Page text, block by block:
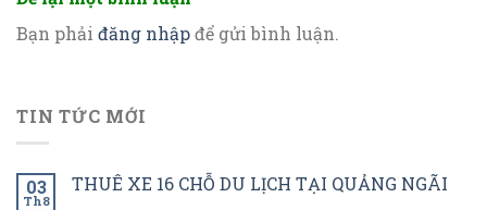
Bạn phải đăng nhậpđể gửi bình luận.
TIN TỨC MỚI
03
Th8
THUÊ XE 16 CHỖ DU LỊCH TẠI QUẢNG NGÃI